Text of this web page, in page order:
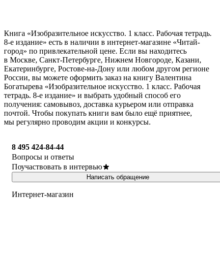
Книга «Изобразительное искусство. 1 класс. Рабочая тетрадь.
8-е издание» есть в наличии в интернет-магазине «Читай-
город» по привлекательной цене. Если вы находитесь
в Москве, Санкт-Петербурге, Нижнем Новгороде, Казани,
Екатеринбурге, Ростове-на-Дону или любом другом регионе
России, вы можете оформить заказ на книгу Валентина
Богатырева «Изобразительное искусство. 1 класс. Рабочая
тетрадь. 8-е издание» и выбрать удобный способ его
получения: самовывоз, доставка курьером или отправка
почтой. Чтобы покупать книги вам было ещё приятнее,
мы регулярно проводим акции и конкурсы.
8 495 424-84-44
Вопросы и ответы
Поучаствовать в интервью
Написать обращение
Интернет-магазин